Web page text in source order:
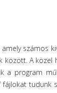
számos
A
a program
tudunk